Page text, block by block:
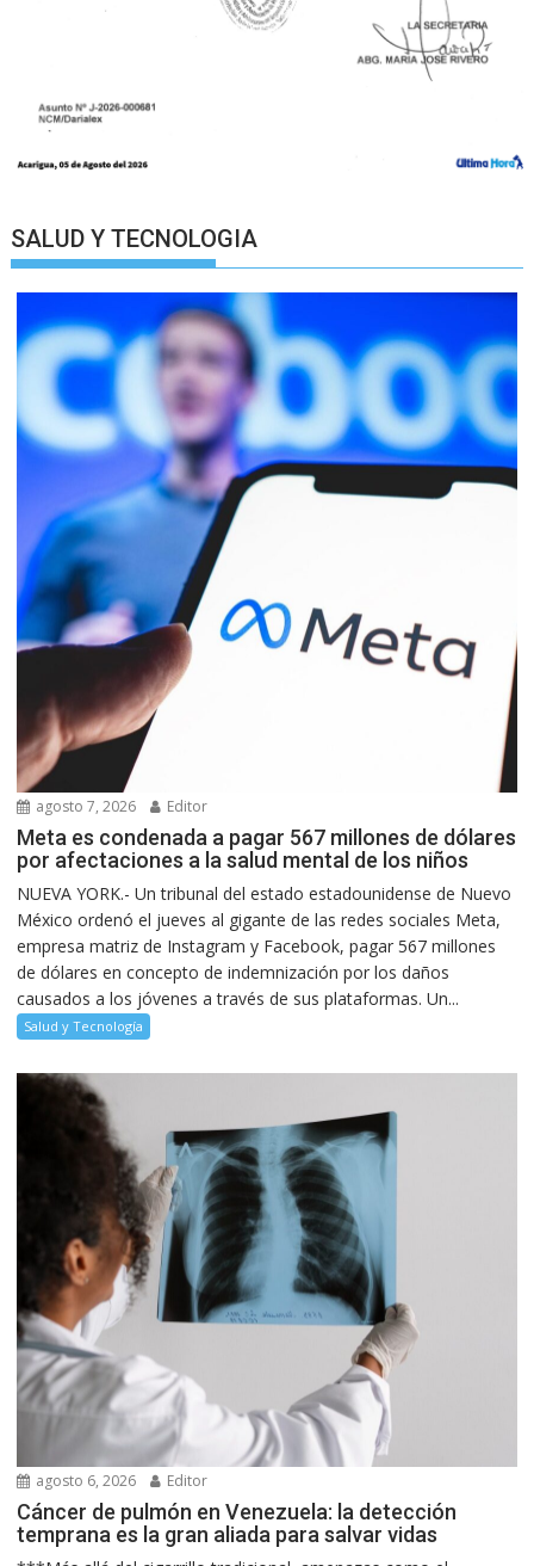
SALUD Y TECNOLOGIA
agosto 7, 2026 Editor
Meta es condenada a pagar 567 millones de dólares
por afectaciones a la salud mental de los niños
NUEVA YORK.- Un tribunal del estado estadounidense de Nuevo
México ordenó el jueves al gigante de las redes sociales Meta,
empresa matriz de Instagram y Facebook, pagar 567 millones
de dólares en concepto de indemnización por los daños
causados a los jóvenes a través de sus plataformas. Un...
Salud y Tecnología
agosto 6, 2026 Editor
Cáncer de pulmón en Venezuela: la detección
temprana es la gran aliada para salvar vidas